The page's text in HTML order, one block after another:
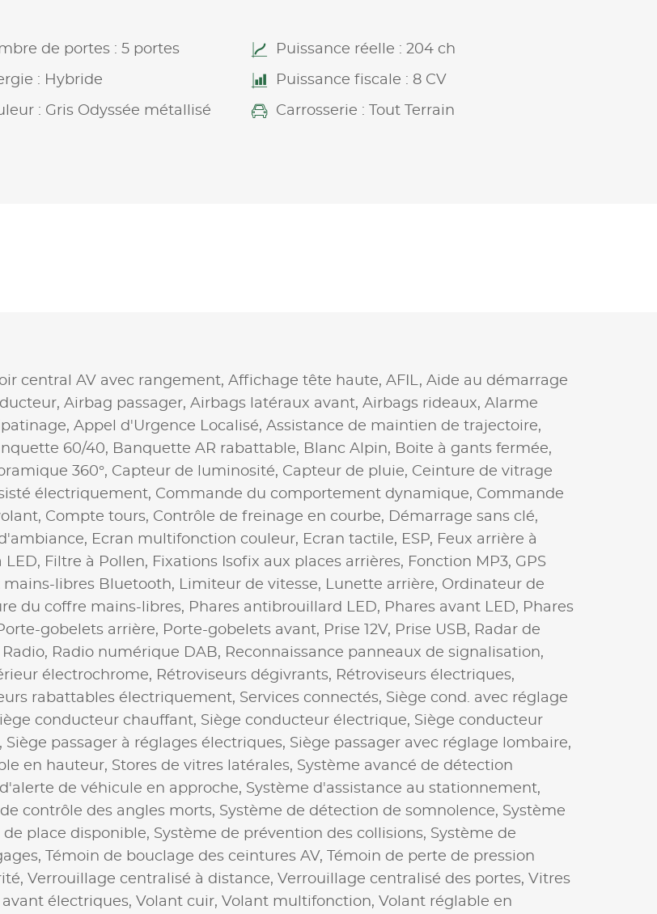
de portes : 5 portes Puissance réelle : 204 ch
: Hybride Puissance fiscale : 8 CV
: Gris Odyssée métallisé Carrosserie : Tout Terrain
central AV avec rangement, Affichage tête haute, AFIL, Aide au démarrage
Airbag passager, Airbags latéraux avant, Airbags rideaux, Alarme
Appel d'Urgence Localisé, Assistance de maintien de trajectoire,
60/40, Banquette AR rabattable, Blanc Alpin, Boite à gants fermée,
360°, Capteur de luminosité, Capteur de pluie, Ceinture de vitrage
électriquement, Commande du comportement dynamique, Commande
Compte tours, Contrôle de freinage en courbe, Démarrage sans clé,
Ecran multifonction couleur, Ecran tactile, ESP, Feux arrière à
LED, Filtre à Pollen, Fixations Isofix aux places arrières, Fonction MP3, GPS
mains-libres Bluetooth, Limiteur de vitesse, Lunette arrière, Ordinateur de
du coffre mains-libres, Phares antibrouillard LED, Phares avant LED, Phares
gobelets arrière, Porte-gobelets avant, Prise 12V, Prise USB, Radar de
Radio, Radio numérique DAB, Reconnaissance panneaux de signalisation,
électrochrome, Rétroviseurs dégivrants, Rétroviseurs électriques,
rabattables électriquement, Services connectés, Siège cond. avec réglage
conducteur chauffant, Siège conducteur électrique, Siège conducteur
Siège passager à réglages électriques, Siège passager avec réglage lombaire,
en hauteur, Stores de vitres latérales, Système avancé de détection
de véhicule en approche, Système d'assistance au stationnement,
contrôle des angles morts, Système de détection de somnolence, Système
place disponible, Système de prévention des collisions, Système de
Témoin de bouclage des ceintures AV,
Témoin de perte de pression
Verrouillage centralisé à distance, Verrouillage centralisé des portes, Vitres
électriques, Volant cuir, Volant multifonction, Volant réglable en